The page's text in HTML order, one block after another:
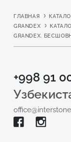
ГЛАВНАЯ
GRANDEX
+998 91